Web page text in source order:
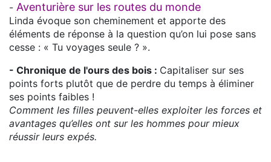
- Aventurière sur les routes du monde
Linda évoque son cheminement et apporte des
éléments de réponse à la question qu’on lui pose sans
cesse : « Tu voyages seule ? ».
- Chronique de l'ours des bois : Capitaliser sur ses
points forts plutôt que de perdre du temps à éliminer
ses points faibles !
Comment les filles peuvent-elles exploiter les forces et
avantages qu’elles ont sur les hommes pour mieux
réussir leurs expés.